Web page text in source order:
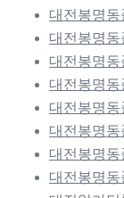
대전봉명동
대전봉명동
대전봉명동
대전봉명
대전봉명동
대전봉명동
대전봉명동
대전봉명동